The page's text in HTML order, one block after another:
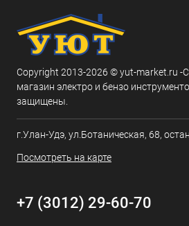
Copyright 2013-2026 © yut-market.ru -
магазин электро и бензо
защищены.
г.Улан-Удэ, ул.Ботаническая, 68,
Посмотреть на карте
+7 (3012) 29-60-70